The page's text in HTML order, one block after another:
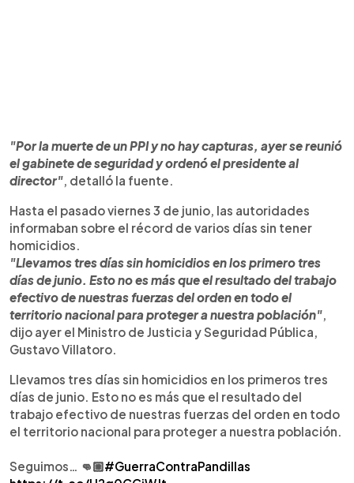
"Por la muerte de un PPI y no hay capturas, ayer se reunió
el gabinete de seguridad y ordenó el presidente al
director", detalló la fuente.
Hasta el pasado viernes 3 de junio, las autoridades
informaban sobre el récord de varios días sin tener
homicidios.
"Llevamos tres días sin homicidios en los primero tres
días de junio. Esto no es más que el resultado del trabajo
efectivo de nuestras fuerzas del orden en todo el
territorio nacional para proteger a nuestra población",
dijo ayer el Ministro de Justicia y Seguridad Pública,
Gustavo Villatoro.
Llevamos tres días sin homicidios en los primeros tres
días de junio. Esto no es más que el resultado del
trabajo efectivo de nuestras fuerzas del orden en todo
el territorio nacional para proteger a nuestra población.
Seguimos… 👊🏼#GuerraContraPandillas